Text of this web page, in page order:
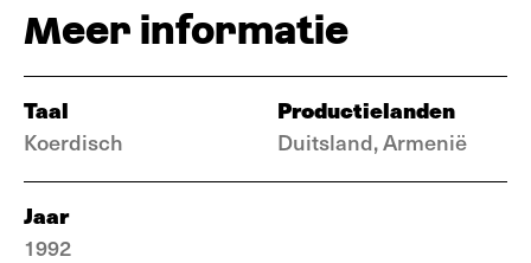
Meer informatie
Taal
Koerdisch
Productielanden
Duitsland, Armenië
Jaar
1992